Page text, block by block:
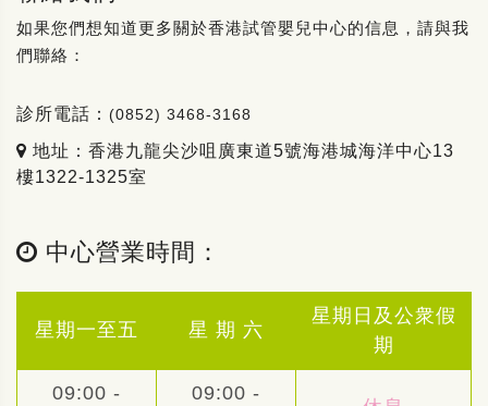
如果您們想知道更多關於香港試管嬰兒中心的信息，請與我
們聯絡：
診所電話： (0852) 3468-3168
地址：香港九龍尖沙咀廣東道5號海港城海洋中心13
樓1322-1325室
中心營業時間：
星期一至五 星 期 六
星期日及公衆假
期
09:00 - 09:00 -